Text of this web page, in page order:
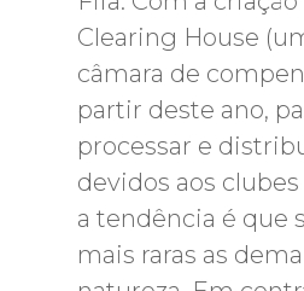
Clearing House
câmara de
partir deste ano,
processar e
devidos aos
a tendência é que
mais raras as